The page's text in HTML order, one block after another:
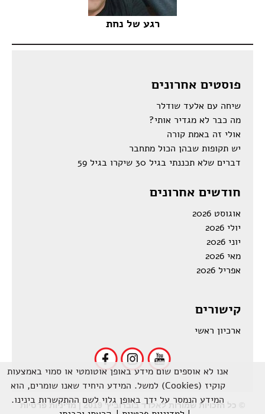
רגע של נחת
פוסטים אחרונים
שיחה עם אלעד שודלר
מה כבר לא מגדיר אותי?
אולי זה באמת קורה
יש תקופות שבהן הכול מתחבר
דברים שלא תכננתי בגיל 30 שיקרו בגיל 59
חודשים אחרונים
אוגוסט 2026
יולי 2026
יוני 2026
מאי 2026
אפריל 2026
קישורים
ארכיון ראשי
© כל הזכויות שמורות לאלדד בוברוביץ' 2019 | מדיניות פרטיות
אנו לא אוספים שום מידע באופן אוטומטי או סמוי באמצעות
קוקיז (Cookies) למשל. המידע היחיד שאנו שומרים, הוא
המידע הנמסר על ידך באופן גלוי לשם ההתקשרות בינינו.